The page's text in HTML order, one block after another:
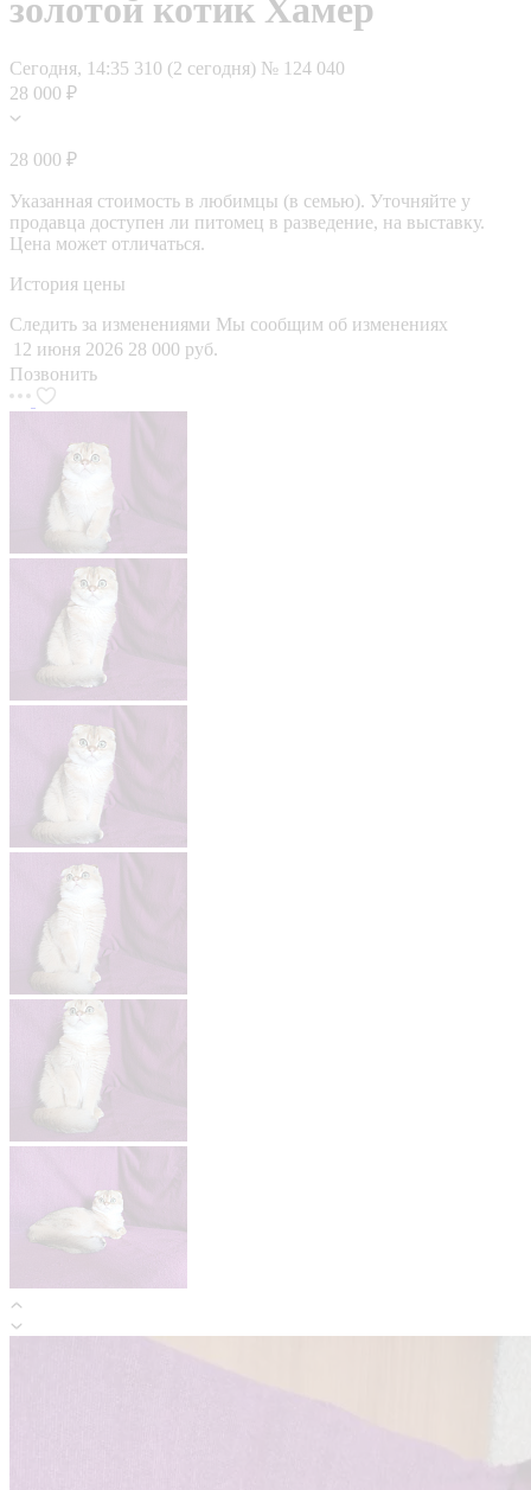
золотой котик Хамер
Сегодня, 14:35 310 (2 сегодня) № 124 040
28 000 ₽
28 000 ₽
Указанная стоимость в любимцы (в семью). Уточняйте у
продавца доступен ли питомец в разведение, на выставку.
Цена может отличаться.
История цены
Следить за изменениями Мы сообщим об изменениях
12 июня 2026 28 000 руб.
Позвонить